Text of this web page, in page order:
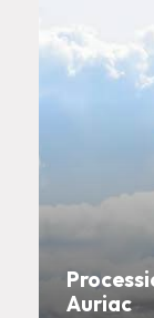
Auriac